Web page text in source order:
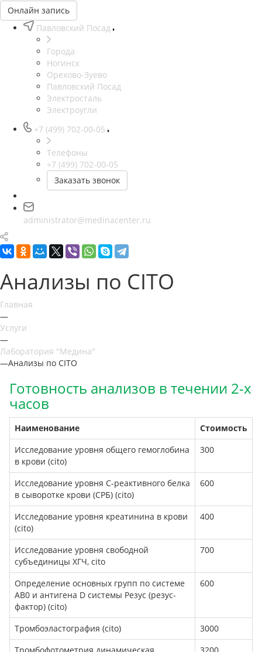
Онлайн запись
Павловский Посад
Города
Ногинск
Орехово-Зуево
Павловский Посад
Электросталь
Электроугли
+7 (499) 702-00-05
Телефоны
+7 (499) 702-00-05
Заказать звонок
administrator@medinacenter.ru
Анализы по CITO
Главная
—
Услуги
—
Лаборатория "Медина"
—Анализы по CITO
Готовность анализов в течении 2-х
часов
Наименование
Стоимость
Исследование уровня общего гемоглобина
в крови (cito)
300
Исследование уровня С-реактивного белка
в сыворотке крови (СРБ) (cito)
600
Исследование уровня креатинина в крови
(cito)
400
Исследование уровня свободной
субъединицы ХГЧ, cito
700
Определение основных групп по системе
AB0 и антигена D системы Резус (резус-
фактор) (cito)
600
Тромбоэластография (cito)
3000